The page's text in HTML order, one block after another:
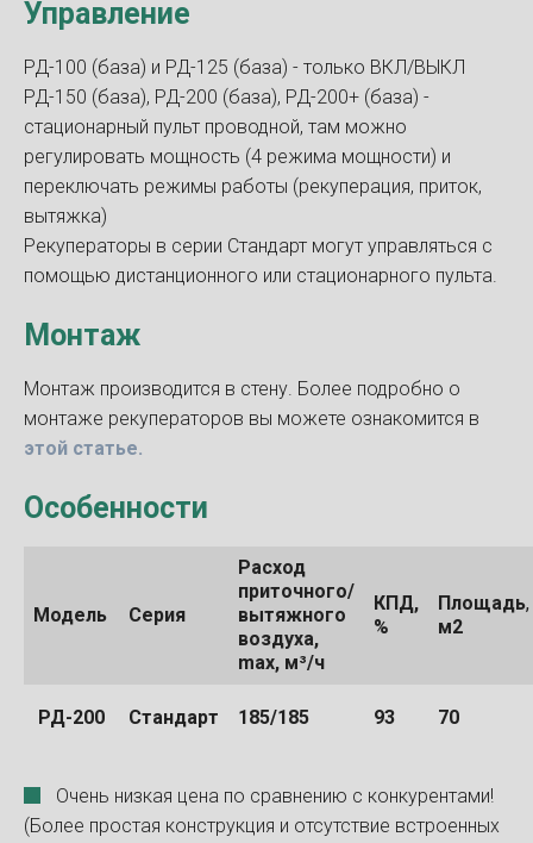
Управление
РД-100 (база) и РД-125 (база) - только ВКЛ/ВЫКЛ
РД-150 (база), РД-200 (база), РД-200+ (база) -
стационарный пульт проводной, там можно
регулировать мощность (4 режима мощности) и
переключать режимы работы (рекуперация, приток,
вытяжка)
Рекуператоры в серии Стандарт могут управляться с
помощью дистанционного или стационарного пульта.
Монтаж
Монтаж производится в стену. Более подробно о
монтаже рекуператоров вы можете ознакомится в
этой статье.
Особенности
Модель Серия
Расход
приточного/
вытяжного
воздуха,
max, м³/ч
КПД,
%
Площадь,
м2
РД-200 Стандарт 185/185 93 70
Очень низкая цена по сравнению с конкурентами!
(Более простая конструкция и отсутствие встроенных